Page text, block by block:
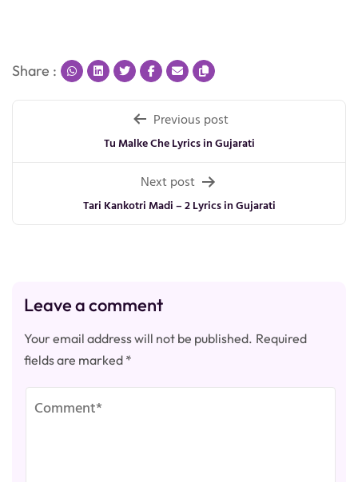
Share :
navigation
Previous post
Tu Malke Che Lyrics in Gujarati
Next post
Tari Kankotri Madi – 2 Lyrics in Gujarati
Leave a comment
Your email address will not be published. Required
fields are marked *